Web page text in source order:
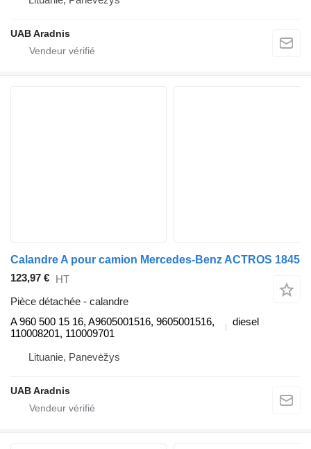
UAB Aradnis
Calandre A pour camion Mercedes-Benz ACTROS 1845
123,97 € HT
Pièce détachée - calandre
A 960 500 15 16, A9605001516, 9605001516,
110008201, 110009701
diesel
Lituanie, Panevėžys
UAB Aradnis